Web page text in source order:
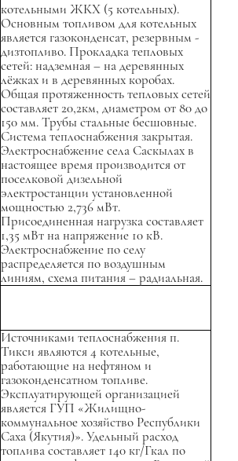
котельными ЖКХ (5 котельных).
Основным топливом для котельных
является газоконденсат, резервным -
дизтопливо. Прокладка тепловых
сетей: надземная – на деревянных
лёжках и в деревянных коробах.
Общая протяженность тепловых сетей
составляет 20,2км, диаметром от 80 до
150 мм. Трубы стальные бесшовные.
Система теплоснабжения закрытая.
Электроснабжение села Саскылах в
настоящее время производится от
поселковой дизельной
электростанции установленной
мощностью 2,736 мВт.
Присоединенная нагрузка составляет
1,35 мВт на напряжение 10 кВ.
Электроснабжение по селу
распределяется по воздушным
линиям, схема питания – радиальная.
Источниками теплоснабжения п.
Тикси являются 4 котельные,
работающие на нефтяном и
газоконденсатном топливе.
Эксплуатирующей организацией
является ГУП «Жилищно-
коммунальное хозяйство Республики
Саха (Якутия)». Удельный расход
топлива составляет 140 кг/Гкал по